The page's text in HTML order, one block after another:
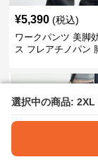
選択中の商品: 2XL
選択中の商品: 2XL
¥5,390 (税込)
ワークパンツ 美脚
ス フレアチノパン